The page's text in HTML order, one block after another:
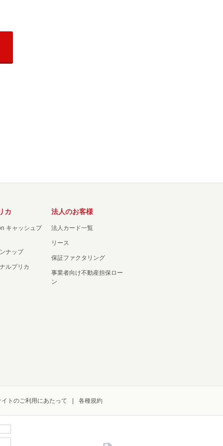
カ
キャッシュプ
ナップ
ルプリカ
法人のお客様
法人カード一覧
リース
保証ファクタリング
事業者向け不動産担保ロー
ン
イトのご利用にあたって 各種規約